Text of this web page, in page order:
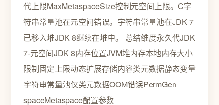
代上限MaxMetaspaceSize控制元空间上限。C字
符串常量池在元空间错误。字符串常量池在JDK 7
已移入堆JDK 8继续在堆中。 总结维度永久代JDK
7-元空间JDK 8内存位置JVM堆内存本地内存大小
限制固定上限动态扩展存储内容类元数据静态变量
字符串常量池仅类元数据OOM错误PermGen
spaceMetaspace配置参数